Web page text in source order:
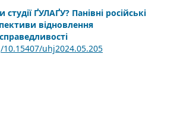
ҐУЛАҐУ? Панівні російські
відновлення
uhj2024.05.205